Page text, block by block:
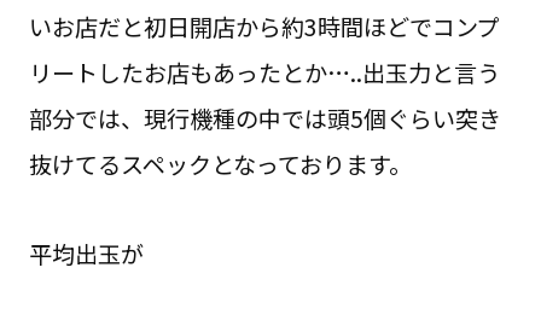
いお店だと初日開店から約3時間ほどでコンプ
リートしたお店もあったとか…..出玉力と言う
部分では、現行機種の中では頭5個ぐらい突き
抜けてるスペックとなっております。
平均出玉が